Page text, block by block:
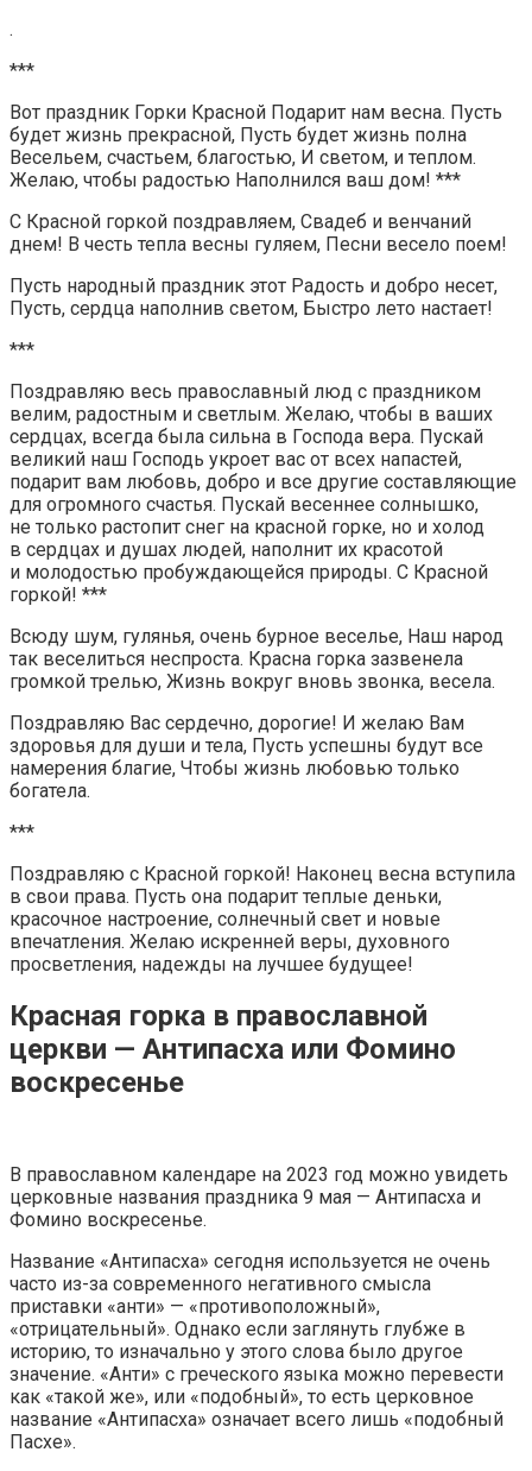
.
***
Вот праздник Горки Красной Подарит нам весна. Пусть
будет жизнь прекрасной, Пусть будет жизнь полна
Весельем, счастьем, благостью, И светом, и теплом.
Желаю, чтобы радостью Наполнился ваш дом! ***
С Красной горкой поздравляем, Свадеб и венчаний
днем! В честь тепла весны гуляем, Песни весело поем!
Пусть народный праздник этот Радость и добро несет,
Пусть, сердца наполнив светом, Быстро лето настает!
***
Поздравляю весь православный люд с праздником
велим, радостным и светлым. Желаю, чтобы в ваших
сердцах, всегда была сильна в Господа вера. Пускай
великий наш Господь укроет вас от всех напастей,
подарит вам любовь, добро и все другие составляющие
для огромного счастья. Пускай весеннее солнышко,
не только растопит снег на красной горке, но и холод
в сердцах и душах людей, наполнит их красотой
и молодостью пробуждающейся природы. С Красной
горкой! ***
Всюду шум, гулянья, очень бурное веселье, Наш народ
так веселиться неспроста. Красна горка зазвенела
громкой трелью, Жизнь вокруг вновь звонка, весела.
Поздравляю Вас сердечно, дорогие! И желаю Вам
здоровья для души и тела, Пусть успешны будут все
намерения благие, Чтобы жизнь любовью только
богатела.
***
Поздравляю с Красной горкой! Наконец весна вступила
в свои права. Пусть она подарит теплые деньки,
красочное настроение, солнечный свет и новые
впечатления. Желаю искренней веры, духовного
просветления, надежды на лучшее будущее!
Красная горка в православной
церкви — Антипасха или Фомино
воскресенье
В православном календаре на 2023 год можно увидеть
церковные названия праздника 9 мая — Антипасха и
Фомино воскресенье.
Название «Антипасха» сегодня используется не очень
часто из-за современного негативного смысла
приставки «анти» — «противоположный»,
«отрицательный». Однако если заглянуть глубже в
историю, то изначально у этого слова было другое
значение. «Анти» с греческого языка можно перевести
как «такой же», или «подобный», то есть церковное
название «Антипасха» означает всего лишь «подобный
Пасхе».